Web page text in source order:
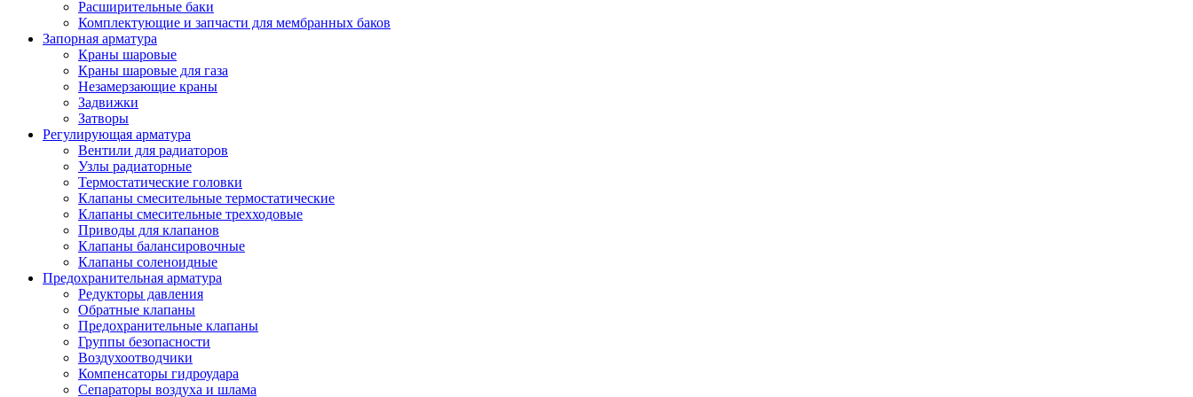
Расширительные баки
Комплектующие и запчасти для мембранных баков
Запорная арматура
Краны шаровые
Краны шаровые для газа
Незамерзающие краны
Задвижки
Затворы
Регулирующая арматура
Вентили для радиаторов
Узлы радиаторные
Термостатические головки
Клапаны смесительные термостатические
Клапаны смесительные трехходовые
Приводы для клапанов
Клапаны балансировочные
Клапаны соленоидные
Предохранительная арматура
Редукторы давления
Обратные клапаны
Предохранительные клапаны
Группы безопасности
Воздухоотводчики
Компенсаторы гидроудара
Сепараторы воздуха и шлама